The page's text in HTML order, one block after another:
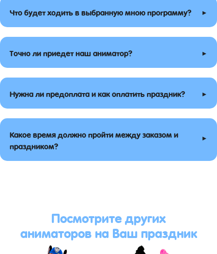
Что будет ходить в выбранную мною программу? ▸
Точно ли приедет наш аниматор? ▸
Нужна ли предоплата и как оплатить праздник? ▸
Какое время должно пройти между заказом и
праздником?
▸
Посмотрите других
аниматоров на Ваш праздник